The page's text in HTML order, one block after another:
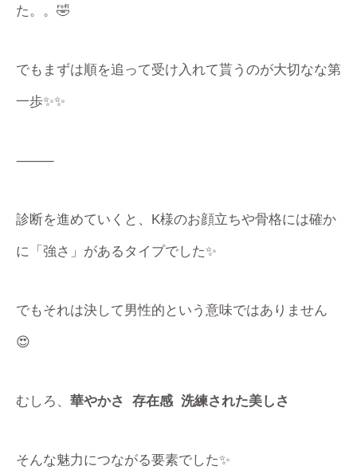
た。。🤣
でもまずは順を追って受け入れて貰うのが大切なな第
一歩✨✨
⸻
診断を進めていくと、K様のお顔立ちや骨格には確か
に「強さ」があるタイプでした✨
でもそれは決して男性的という意味ではありません
😍
むしろ、 華やかさ 存在感 洗練された美しさ
そんな魅力につながる要素でした✨